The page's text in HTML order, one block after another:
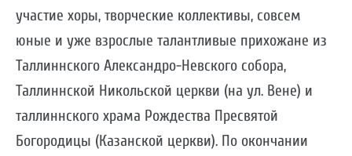
участие хоры, творческие коллективы, совсем
юные и уже взрослые талантливые прихожане из
Таллиннского Александро-Невского собора,
Таллиннской Никольской церкви (на ул. Вене) и
таллиннского храма Рождества Пресвятой
Богородицы (Казанской церкви). По окончании